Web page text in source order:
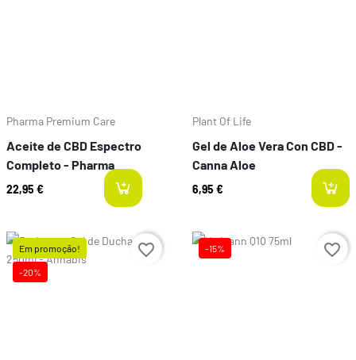
Pharma Premium Care
Aceite de CBD Espectro
Completo - Pharma
22,95 € last-items
Plant Of Life
Gel de Aloe Vera Con CBD -
Canna Aloe
6,95 €
Em promoção!
-20%
favorite_border -15% favorite_border